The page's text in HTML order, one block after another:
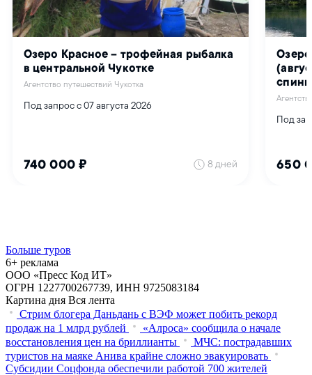
Больше туров
6+ реклама
ООО «Пресс Код ИТ»
ОГРН 1227700267739, ИНН 9725083184
Картина дня Вся лента
Стрим блогера Даньдань с ВЭФ может побить рекорд
продаж на 1 млрд рублей
«Алроса» сообщила о начале
восстановления цен на бриллианты
МЧС: пострадавших
туристов на маяке Анива крайне сложно эвакуировать
Субсидии Соцфонда обеспечили работой 700 жителей